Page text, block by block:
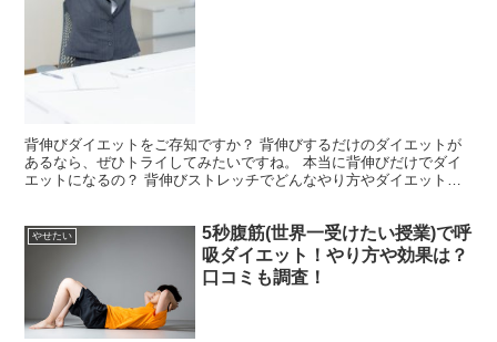
背伸びダイエットをご存知ですか？ 背伸びするだけのダイエットが
あるなら、ぜひトライしてみたいですね。 本当に背伸びだけでダイ
エットになるの？ 背伸びストレッチでどんなやり方やダイエット効
やせたい
5秒腹筋(世界一受けたい授業)で呼
吸ダイエット！やり方や効果は？
口コミも調査！